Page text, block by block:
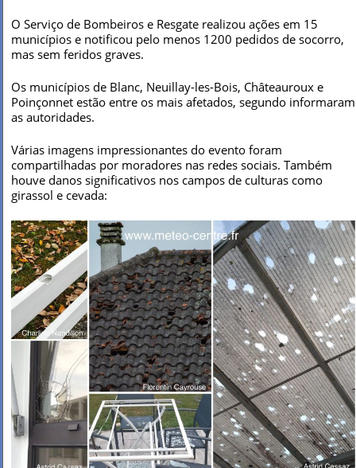
O Serviço de Bombeiros e Resgate realizou ações em 15
municípios e notificou pelo menos 1200 pedidos de socorro,
mas sem feridos graves.
Os municípios de Blanc, Neuillay-les-Bois, Châteauroux e
Poinçonnet estão entre os mais afetados, segundo informaram
as autoridades.
Várias imagens impressionantes do evento foram
compartilhadas por moradores nas redes sociais. Também
houve danos significativos nos campos de culturas como
girassol e cevada: